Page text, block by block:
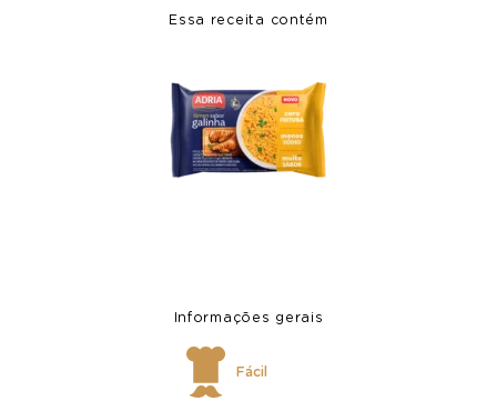
Essa receita contém
Informações gerais
Fácil